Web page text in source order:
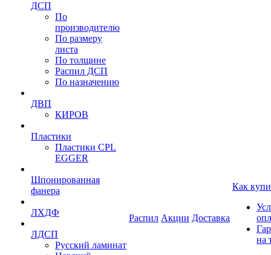
ДСП
По
производителю
По размеру
листа
По толщине
Распил ДСП
По назначению
ДВП
КИРОВ
Пластики
Пластики CPL
EGGER
Шпонированная
фанера
ЛХДФ
ЛДСП
Русский ламинат
Распил Акции Доставка
Как
на